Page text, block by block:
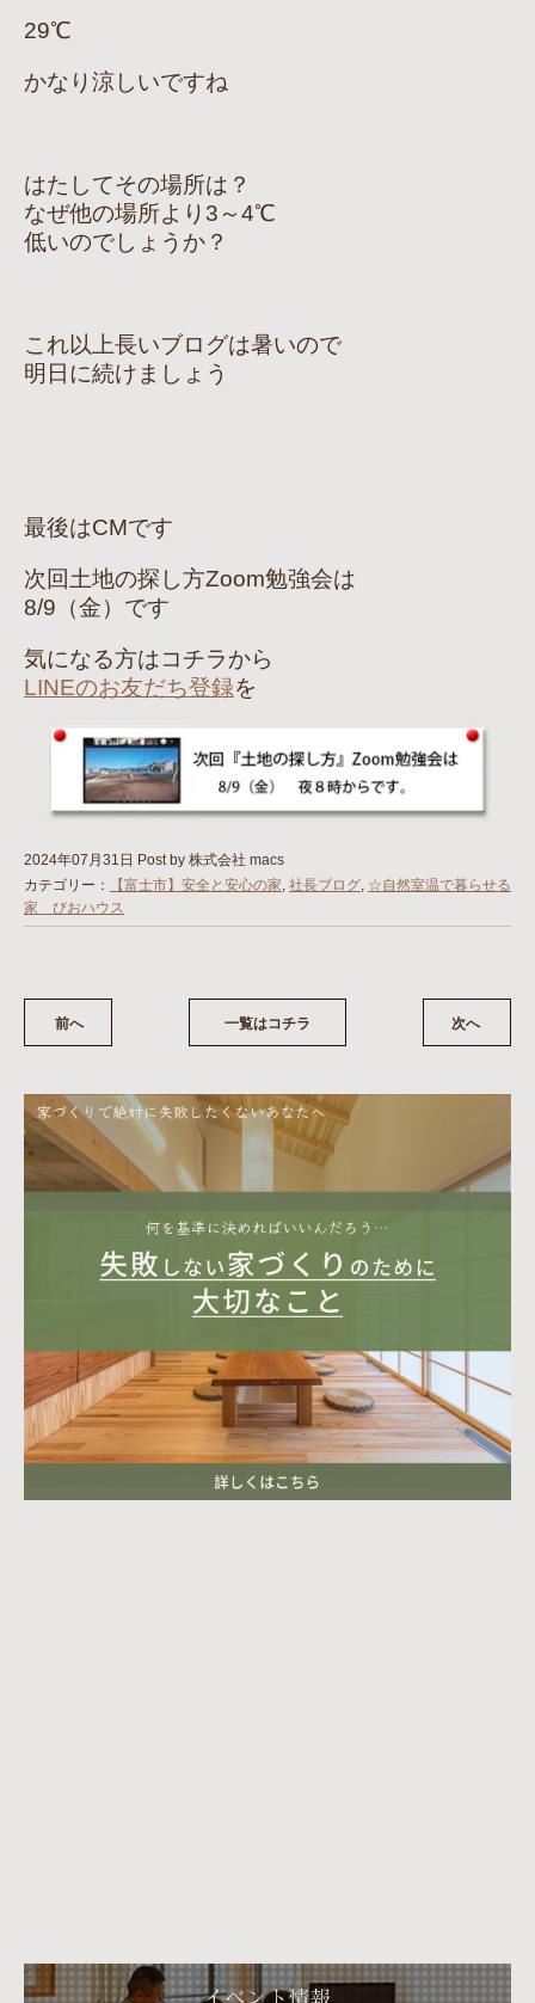
29℃
かなり涼しいですね
はたしてその場所は？
なぜ他の場所より3～4℃
低いのでしょうか？
これ以上長いブログは暑いので
明日に続けましょう
最後はCMです
次回土地の探し方Zoom勉強会は
8/9（金）です
気になる方はコチラから
LINEのお友だち登録を
2024年07月31日 Post by 株式会社 macs
カテゴリー：
【富士市】安全と安心の家, 社長ブログ, ☆自然室温で暮らせる
家 びおハウス
前へ 一覧はコチラ 次へ